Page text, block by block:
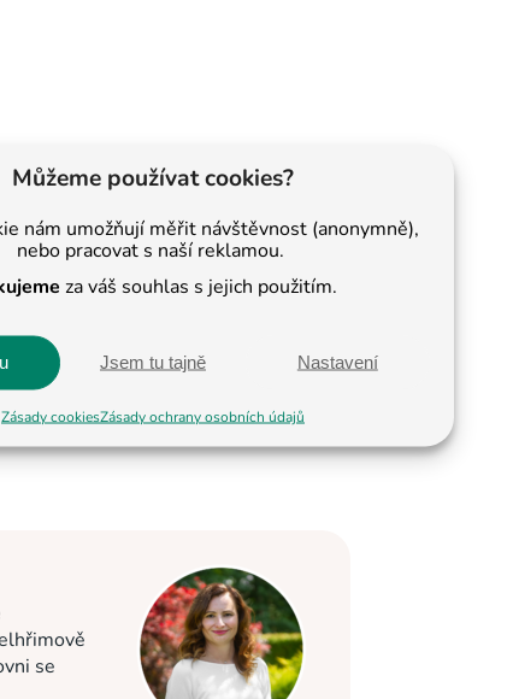
Můžeme používat cookies?
nám umožňují měřit návštěvnost (anonymně),
nebo pracovat s naší reklamou.
za váš souhlas s jejich použitím.
Jsem tu tajně Nastavení
Zásady cookiesZásady ochrany osobních údajů
se